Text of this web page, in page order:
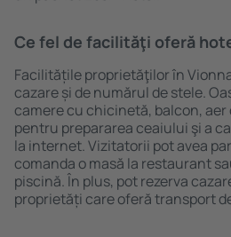
Ce fel de facilităţi oferă
Facilitățile proprietăţilor în
cazare și de numărul de stele.
camere cu chicinetă, balcon,
pentru prepararea ceaiului şi a
la internet. Vizitatorii pot avea
comanda o masă la restaurant
piscină. În plus, pot rezerva
proprietăți care oferă transport